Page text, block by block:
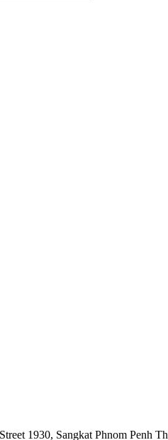
1930, Sangkat Phnom Penh